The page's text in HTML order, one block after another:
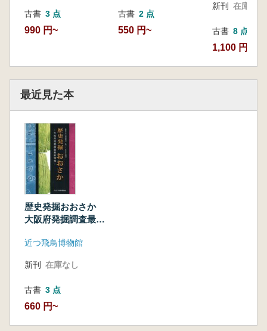
古書 3 点
990 円~
古書 2 点
550 円~
新刊 在庫なし
古書 8 点
1,100 円~
最近見た本
歴史発掘おおさか
大阪府発掘調査最新
近つ飛鳥博物館
新刊 在庫なし
古書 3 点
660 円~